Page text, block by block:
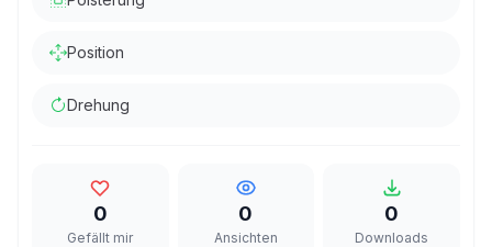
Position
Drehung
0
Gefällt mir
0
Ansichten
0
Downloads